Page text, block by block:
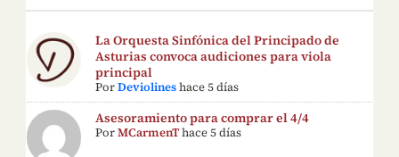
La Orquesta Sinfónica del Principado de
Asturias convoca audiciones para viola
principal
PorDeviolines hace 5 días
Asesoramiento para comprar el 4/4
PorMCarmenThace 5 días